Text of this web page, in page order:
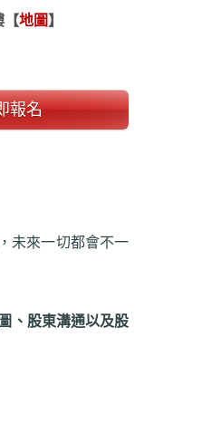
【地圖 】
報名
未來一切都會不一
、 股東溝通以及股